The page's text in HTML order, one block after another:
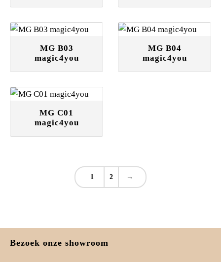
MG B03
magic4you
MG B04
magic4you
MG C01
magic4you
1 2 →
Bezoek onze showroom